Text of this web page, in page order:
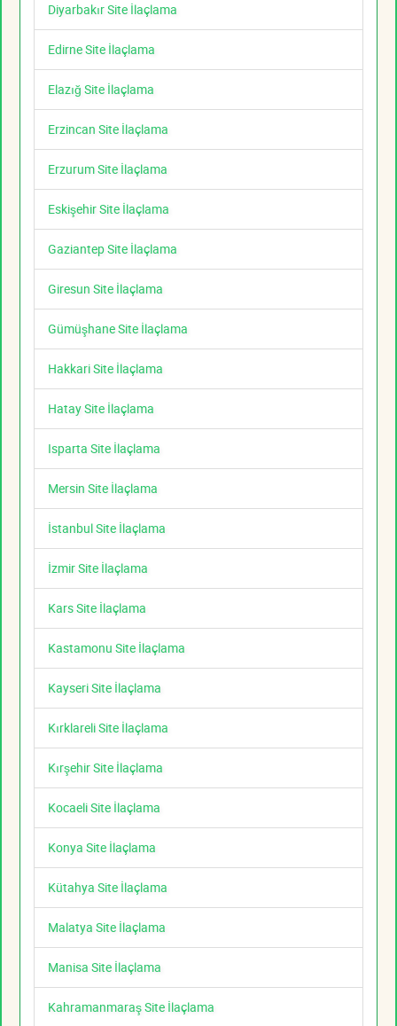
Diyarbakır Site İlaçlama
Edirne Site İlaçlama
Elazığ Site İlaçlama
Erzincan Site İlaçlama
Erzurum Site İlaçlama
Eskişehir Site İlaçlama
Gaziantep Site İlaçlama
Giresun Site İlaçlama
Gümüşhane Site İlaçlama
Hakkari Site İlaçlama
Hatay Site İlaçlama
Isparta Site İlaçlama
Mersin Site İlaçlama
İstanbul Site İlaçlama
İzmir Site İlaçlama
Kars Site İlaçlama
Kastamonu Site İlaçlama
Kayseri Site İlaçlama
Kırklareli Site İlaçlama
Kırşehir Site İlaçlama
Kocaeli Site İlaçlama
Konya Site İlaçlama
Kütahya Site İlaçlama
Malatya Site İlaçlama
Manisa Site İlaçlama
Kahramanmaraş Site İlaçlama